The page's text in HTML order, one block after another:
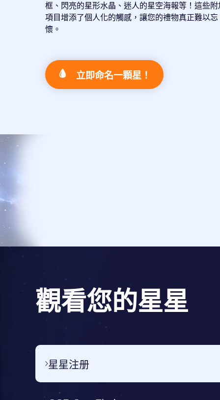
框、閃亮的星形水晶、迷人的星空海報等！這些附
項目增添了個人化的觸感，讓您的禮物真正難以忘
懷。
立即命名一顆星！
觀看您的星星
星星注册